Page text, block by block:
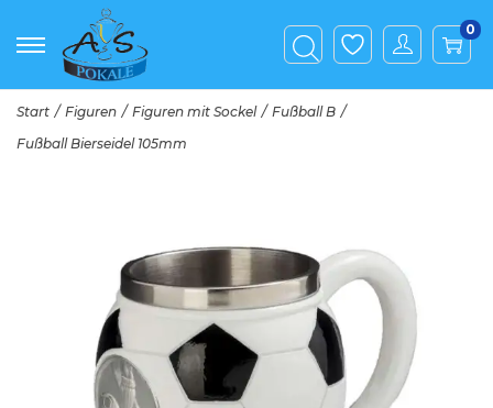
0
Start / Figuren / Figuren mit Sockel / Fußball B /
Fußball Bierseidel 105mm